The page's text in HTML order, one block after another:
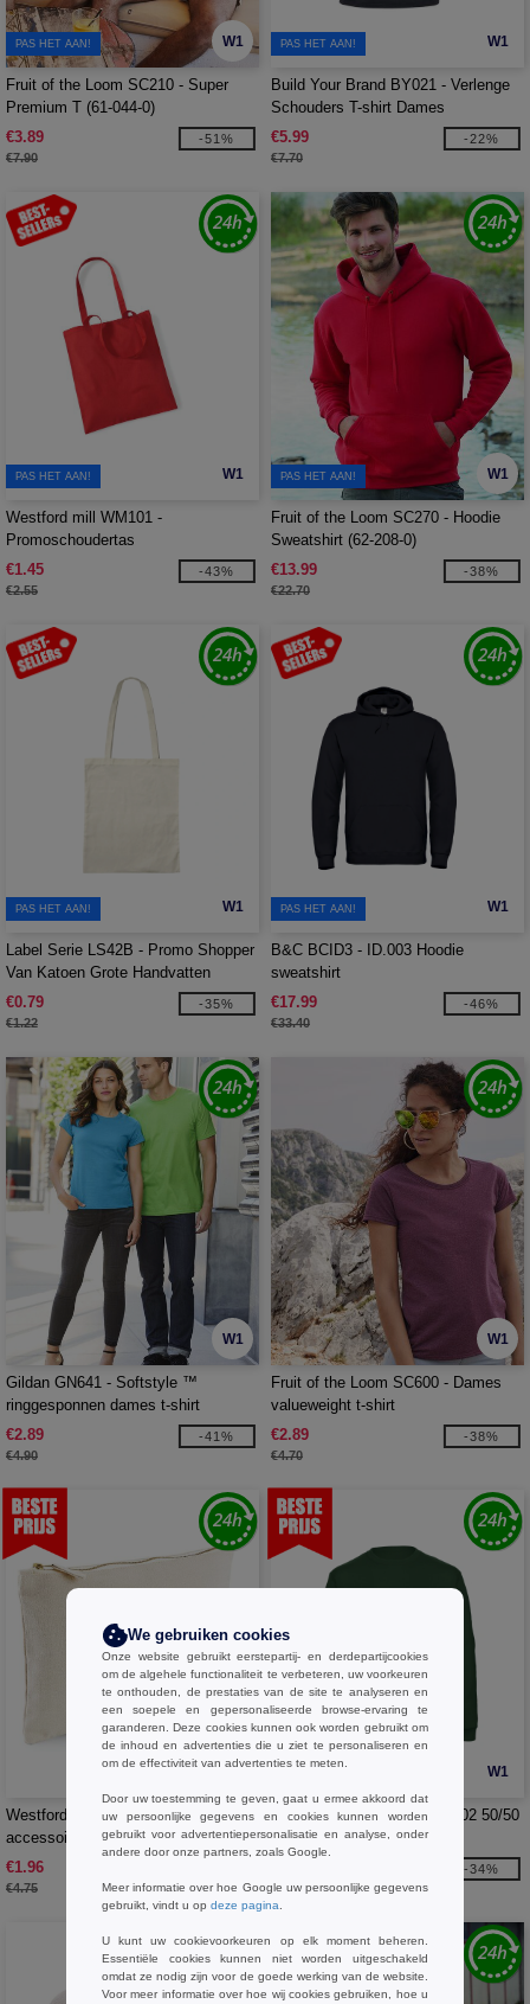
W1
PAS HET AAN!
Fruit of the Loom SC210 - Super
Premium T (61-044-0)
€3.89
€7.90
-51%
W1
PAS HET AAN!
Build Your Brand BY021 - Verlenge
Schouders T-shirt Dames
€5.99
€7.70
-22%
W1
PAS HET AAN!
Westford mill WM101 -
Promoschoudertas
€1.45
€2.55
-43%
W1
PAS HET AAN!
Fruit of the Loom SC270 - Hoodie
Sweatshirt (62-208-0)
€13.99
€22.70
-38%
W1
PAS HET AAN!
Label Serie LS42B - Promo Shopper
Van Katoen Grote Handvatten
€0.79
€1.22
-35%
W1
PAS HET AAN!
B&C BCID3 - ID.003 Hoodie
sweatshirt
€17.99
€33.40
-46%
W1
Gildan GN641 - Softstyle ™
ringgesponnen dames t-shirt
€2.89
€4.90
-41%
W1
Fruit of the Loom SC600 - Dames
valueweight t-shirt
€2.89
€4.70
-38%
W1
Westford Mill WM530 - Canvas
accessoire-etui
€1.96
€4.75
W1
B&C ID202 - Sweatshirt Id202 50/50
€15.10
-34%
We gebruiken cookies
Onze website gebruikt eerstepartij- en derdepartijcookies
om de algehele functionaliteit te verbeteren, uw voorkeuren
te onthouden, de prestaties van de site te analyseren en
een soepele en gepersonaliseerde browse-ervaring te
garanderen. Deze cookies kunnen ook worden gebruikt om
de inhoud en advertenties die u ziet te personaliseren en
om de effectiviteit van advertenties te meten.
Door uw toestemming te geven, gaat u ermee akkoord dat
uw persoonlijke gegevens en cookies kunnen worden
gebruikt voor advertentiepersonalisatie en analyse, onder
andere door onze partners, zoals Google.
Meer informatie over hoe Google uw persoonlijke gegevens
gebruikt, vindt u op deze pagina
U kunt uw cookievoorkeuren op elk moment beheren.
Essentiële cookies kunnen niet worden uitgeschakeld
omdat ze nodig zijn voor de goede werking van de website.
Voor meer informatie over hoe wij cookies gebruiken, hoe u